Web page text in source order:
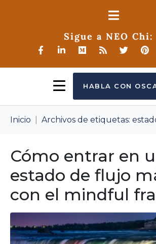
Sigue a NEO Chi:
HABLA CON
Inicio Archivos de etiquetas:
Cómo entrar en
estado de flujo
con el mindful